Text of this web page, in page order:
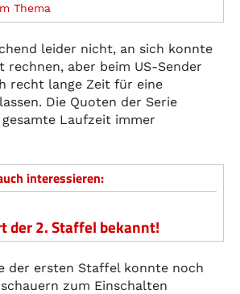
Thema
leider nicht, an sich konnte
rechnen, aber beim US-Sender
recht lange Zeit für eine
Die Quoten der Serie
Laufzeit immer
interessieren:
der 2. Staffel bekannt!
der ersten Staffel konnte noch
zum Einschalten